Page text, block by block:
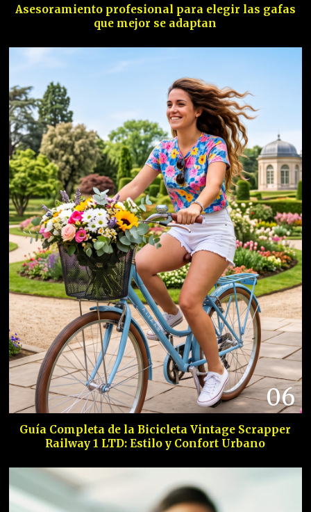
Asesoramiento profesional para elegir las gafas
que mejor se adaptan
06
Guía Completa de la Bicicleta Vintage Scrapper
Railway 1 LTD: Estilo y Confort Urbano